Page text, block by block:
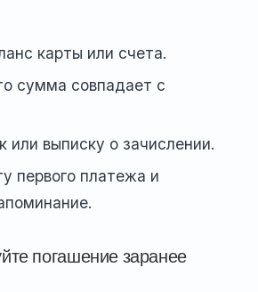
карты или счета.
сумма совпадает с
или выписку о зачислении.
первого платежа и
погашение заранее